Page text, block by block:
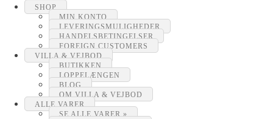
SHOP
MIN KONTO
LEVERINGSMULIGHEDER
HANDELSBETINGELSER
FOREIGN CUSTOMERS
VILLA & VEJBOD
BUTIKKEN
LOPPELÆNGEN
BLOG
OM VILLA & VEJBOD
ALLE VARER
SE ALLE VARER »